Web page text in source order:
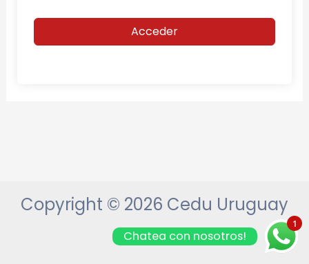
Acceder
Copyright © 2026 Cedu Uruguay
1
Chatea con nosotros!